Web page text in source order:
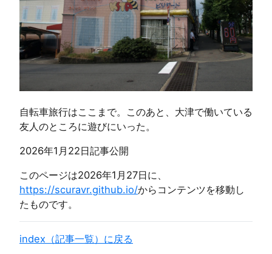
自転車旅行はここまで。このあと、大津で働いている
友人のところに遊びにいった。
2026年1月22日記事公開
このページは2026年1月27日に、
https://scuravr.github.io/からコンテンツを移動し
たものです。
index（記事一覧）に戻る